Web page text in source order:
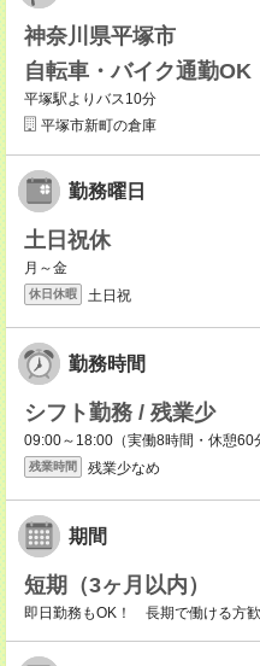
神奈川県平塚市
自転車・バイク通勤OK
平塚駅よりバス10分
平塚市新町の倉庫
勤務曜日
土日祝休
月～金
休日休暇 土日祝
勤務時間
シフト勤務 / 残業少
09:00～18:00（実働8時間・休憩60
残業時間 残業少なめ
期間
短期（3ヶ月以内）
即日勤務もOK！ 長期で働ける方歓